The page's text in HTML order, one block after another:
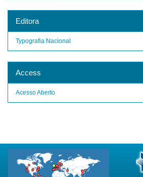
Editora
Typografia Nacional
Access
Acesso Aberto